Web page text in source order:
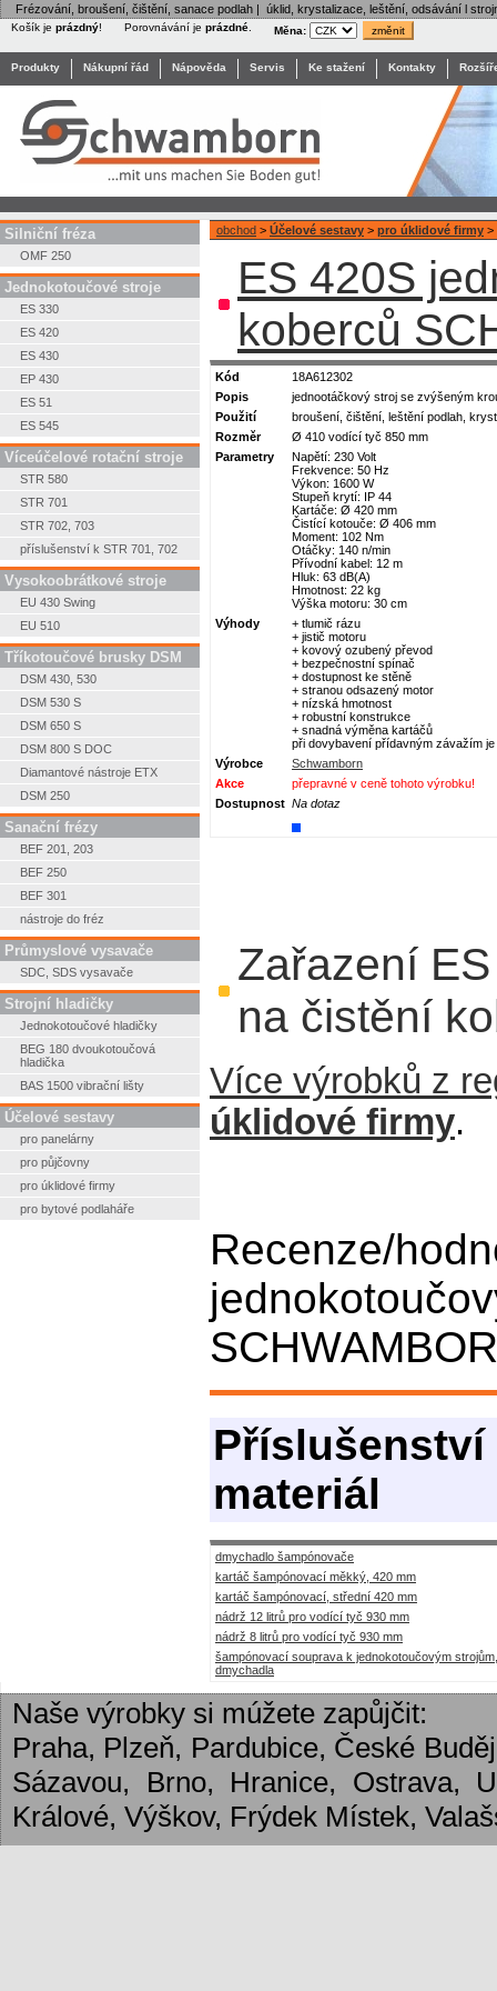
Frézování, broušení, čištění, sanace podlah | úklid, krystalizace, leštění, odsávání l
Košík je prázdný! Porovnávání je prázdné Měna:
Produkty Nákupní řád Nápověda Servis Ke stažení Kontakty
Silniční fréza
OMF 250
Jednokotoučové stroje
ES 330
ES 420
ES 430
EP 430
ES 51
ES 545
Víceúčelové rotační stroje
STR 580
STR 701
STR 702, 703
příslušenství k STR 701, 702
Vysokoobrátkové stroje
EU 430 Swing
EU 510
Tříkotoučové brusky DSM
DSM 430, 530
DSM 530 S
DSM 650 S
DSM 800 S DOC
Diamantové nástroje ETX
DSM 250
Sanační frézy
BEF 201, 203
BEF 250
BEF 301
nástroje do fréz
Průmyslové vysavače
SDC, SDS vysavače
Strojní hladičky
Jednokotoučové hladičky
BEG 180 dvoukotoučová
hladička
BAS 1500 vibrační lišty
Účelové sestavy
pro panelárny
pro půjčovny
pro úklidové firmy
pro bytové podlaháře
obchod > Účelové sestavy > pro úklidové firmy >
ES 420S
koberců
Kód
18A612302
Popis
jednootáčkový stroj se zvýšeným
Použití
broušení, čištění, leštění podlah,
Rozměr
Ø 410 vodící tyč 850 mm
Parametry
Napětí: 230 Volt
Frekvence: 50 Hz
Výkon: 1600 W
Stupeň krytí: IP 44
Kartáče: Ø 420 mm
Čistící kotouče: Ø 406 mm
Moment: 102 Nm
Otáčky: 140 n/min
Přívodní kabel: 12 m
Hluk: 63 dB(A)
Hmotnost: 22 kg
Výška motoru: 30 cm
Výhody
+ tlumič rázu
+ jistič motoru
+ kovový ozubený převod
+ bezpečnostní spínač
+ dostupnost ke stěně
+ stranou odsazený motor
+ nízská hmotnost
+ robustní konstrukce
+ snadná výměna kartáčů
při dovybavení přídavným závažím
Výrobce
Schwamborn
Akce
přepravné v ceně tohoto výrobku!
Dostupnost Na dotaz
Zařazení
na čistění
Více výrobků z
úklidové firmy.
Recenze/
materiál
dmychadlo šampónovače
kartáč šampónovací měkký, 420 mm
kartáč šampónovací, střední 420 mm
nádrž 12 litrů pro vodící tyč 930 mm
nádrž 8 litrů pro vodící tyč 930 mm
šampónovací souprava k jednokotoučovým
dmychadla
Naše výrobky si múžete zapůjčit:
Praha, Plzeň, Pardubice, České
Sázavou, Brno, Hranice, Ostrava,
Králové, Výškov, Frýdek Místek,